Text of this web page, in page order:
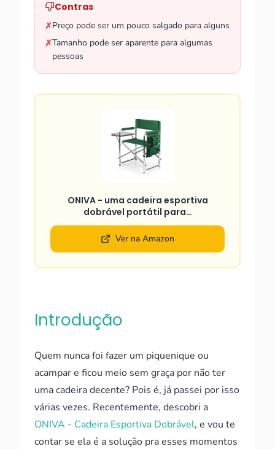
Contras
✗Preço pode ser um pouco salgado para alguns
✗Tamanho pode ser aparente para algumas
pessoas
ONIVA - uma cadeira esportiva
dobrável portátil para…
Ver na Amazon
Introdução
Quem nunca foi fazer um piquenique ou
acampar e ficou meio sem graça por não ter
uma cadeira decente? Pois é, já passei por isso
várias vezes. Recentemente, descobri a
ONIVA - Cadeira Esportiva Dobrável, e vou te
contar se ela é a solução pra esses momentos